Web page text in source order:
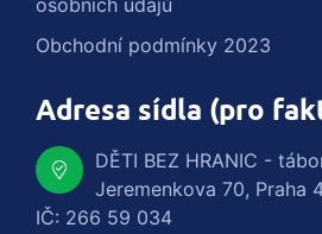
Obchodní podmínky 2023
Adresa sídla (pro
DĚTI BEZ HRANIC -
Jeremenkova 70, Praha
IČ: 266 59 034